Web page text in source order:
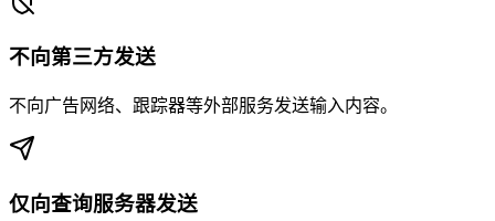
不向第三方发送
不向广告网络、跟踪器等外部服务发送输入内容。
仅向查询服务器发送